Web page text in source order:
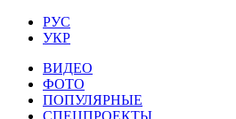
РУС
УКР
ВИДЕО
ФОТО
ПОПУЛЯРНЫЕ
СПЕЦПРОЕКТЫ